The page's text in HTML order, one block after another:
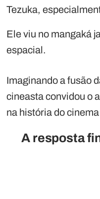
Tezuka,
Ele viu no mangaká
espacial.
Imaginando a fusão
cineasta convidou o
na história do
A resposta